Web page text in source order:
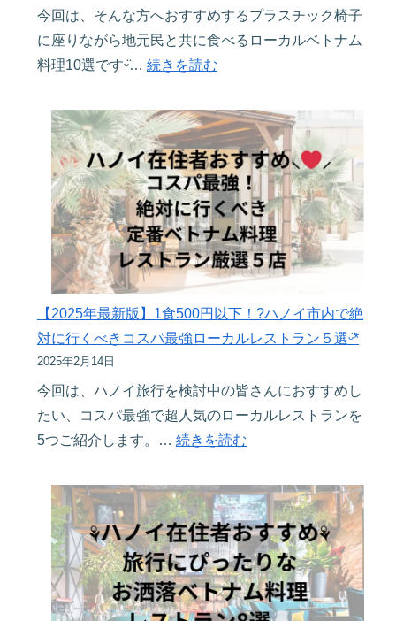
く
解
説
つ
い
て〜
ノ
イ
市
内
の
高
レ
ー
ト
外
両
替
所
え
ま
す〜
今回は、そんな方へおすすめするプラスチック椅子
に座りながら地元民と共に食べるローカルベトナム
料理10選ですᵕ̈… 続きを読む
年
最
新
版】
ハ
ノ
イ
市
内
の
元
民
で
れ
か
え
る
大
人
【2025年最新版】1食500円以下！?ハノイ市内で絶
対に行くべきコスパ最強ローカルレストラン５選ᵕ̈*
2025年2月14日
今回は、ハノイ旅行を検討中の皆さんにおすすめし
たい、コスパ最強で超人気のローカルレストランを
5つご紹介します。… 続きを読む
年
最
新
版】
1
食